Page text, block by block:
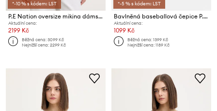
*-10 % s kódem: LST
P.E Nation oversize mikina dámská Dynamic
Aktuální cena:
2199 Kč
Běžná cena:3099 Kč
Nejnižší cena:2299 Kč
*-5 % s kódem: LST
Bavlněná baseballová čepice P.E Nation Heads Up
Aktuální cena:
1099 Kč
Běžná cena:1399 Kč
Nejnižší cena:1189 Kč